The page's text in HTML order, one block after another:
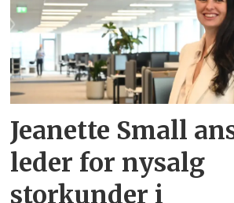
Jeanette Small
leder for nysalg
storkunder i